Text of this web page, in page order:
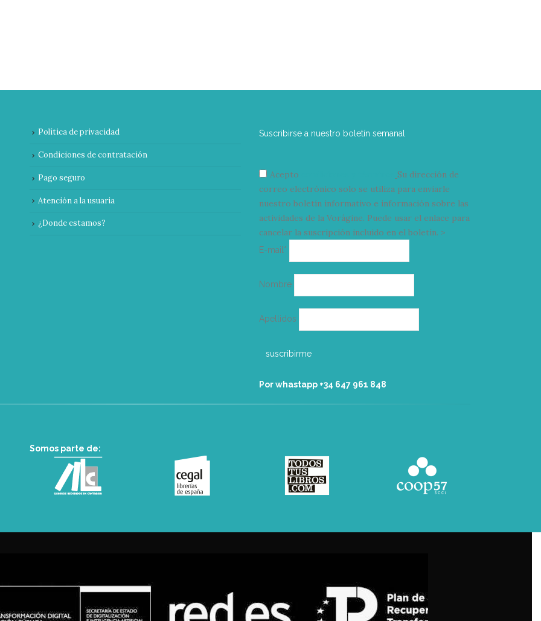
Política de privacidad
Condiciones de contratación
Pago seguro
Atención a la usuaria
¿Donde estamos?
Suscribirse a nuestro boletín semanal
Acepto
Su dirección de
correo electrónico solo se utiliza para enviarle
nuestro boletín informativo e información sobre las
actividades de la Vorágine. Puede usar el enlace para
cancelar la suscripción incluido en el boletín. >
E-mail*
electrónico
Nombre
Apellidos
Por whastapp +34 ‭647 961 848‬
Somos parte de: